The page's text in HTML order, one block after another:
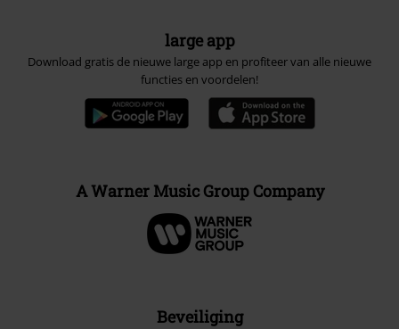
large app
Download gratis de nieuwe large app en profiteer van alle nieuwe
functies en voordelen!
A Warner Music Group Company
Beveiliging